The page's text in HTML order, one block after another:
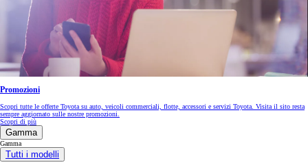
Promozioni
Scopri tutte le offerte Toyota su auto, veicoli commerciali, flotte, accessori e servizi Toyota. Visita il sito resta
sempre aggiornato sulle nostre promozioni.
Scopri di più
Gamma
Gamma
Tutti i modelli